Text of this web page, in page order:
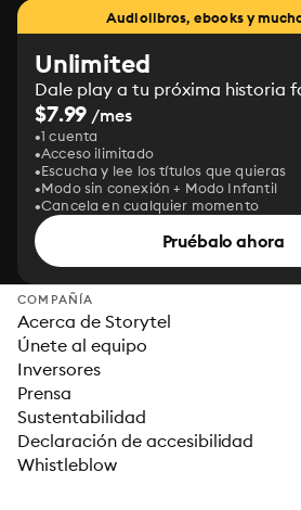
«Una historia solvente que mezcla
géneros policiaco, histórico y de
Actualidad Literatura
Audiolibros, ebooks y
Unlimited
Dale play a tu próxima historia
$7.99 /mes
1 cuenta
Acceso ilimitado
Escucha y lee los títulos que quieras
Modo sin conexión + Modo Infantil
Cancela en cualquier momento
Pruébalo ahora
COMPAÑÍA
Acerca de Storytel
Únete al equipo
Inversores
Prensa
Sustentabilidad
Declaración de accesibilidad
Whistleblow